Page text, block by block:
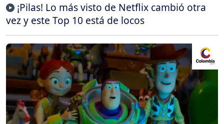
¡Pilas! Lo más visto de Netflix cambió otra
vez y este Top 10 está de locos